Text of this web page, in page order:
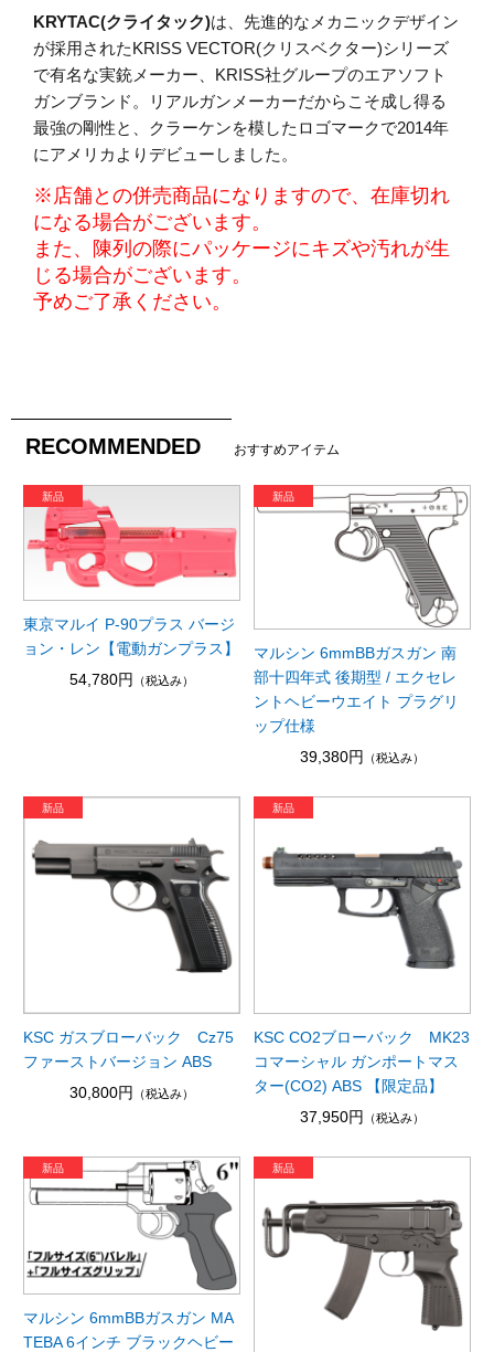
KRYTAC(クライタック)は、先進的なメカニックデザイン
が採用されたKRISS VECTOR(クリスベクター)シリーズ
で有名な実銃メーカー、KRISS社グループのエアソフト
ガンブランド。リアルガンメーカーだからこそ成し得る
最強の剛性と、クラーケンを模したロゴマークで2014年
にアメリカよりデビューしました。
※店舗との併売商品になりますので、在庫切れ
になる場合がございます。
また、陳列の際にパッケージにキズや汚れが生
じる場合がございます。
予めご了承ください。
RECOMMENDED おすすめアイテム
東京マルイ P-90プラス バージ
ョン・レン【電動ガンプラス】
54,780円
（税込み）
マルシン 6mmBBガスガン 南
部十四年式 後期型 / エクセレ
ントヘビーウエイト プラグリ
ップ仕様
39,380円
（税込み）
KSC ガスブローバック Cz75
ファーストバージョン ABS
30,800円
（税込み）
KSC CO2ブローバック MK23
コマーシャル ガンポートマス
ター(CO2) ABS 【限定品】
37,950円
（税込み）
マルシン 6mmBBガスガン MA
TEBA 6インチ ブラックヘビー